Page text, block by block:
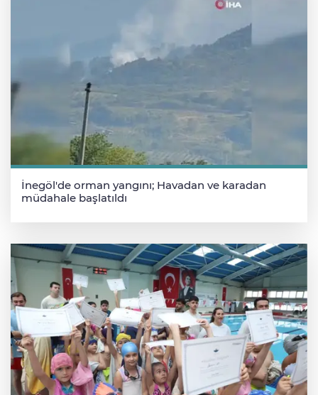
İnegöl'de orman yangını; Havadan ve karadan
müdahale başlatıldı